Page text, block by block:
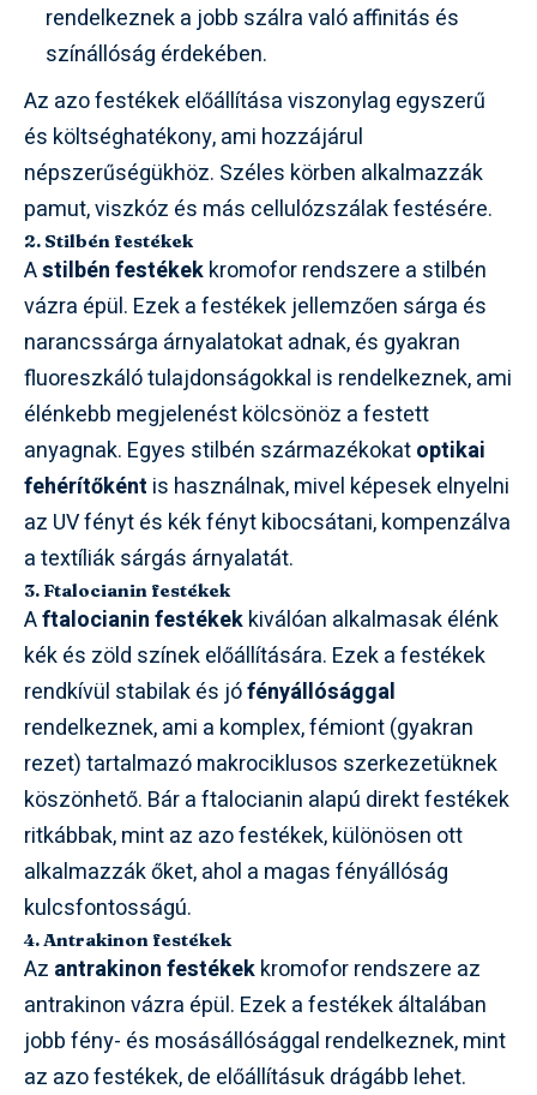
rendelkeznek a jobb szálra való affinitás és
színállóság érdekében.
Az azo festékek előállítása viszonylag egyszerű
és költséghatékony, ami hozzájárul
népszerűségükhöz. Széles körben alkalmazzák
pamut, viszkóz és más cellulózszálak festésére.
2. Stilbén festékek
Astilbén festékekkromofor rendszere a stilbén
vázra épül. Ezek a festékek jellemzően sárga és
narancssárga árnyalatokat adnak, és gyakran
fluoreszkáló tulajdonságokkal is rendelkeznek, ami
élénkebb megjelenést kölcsönöz a festett
anyagnak. Egyes stilbén származékokatoptikai
fehérítőként is használnak, mivel képesek elnyelni
az UV fényt és kék fényt kibocsátani, kompenzálva
a textíliák sárgás árnyalatát.
3. Ftalocianin festékek
Aftalocianin festékekkiválóan alkalmasak élénk
kék és zöld színek előállítására. Ezek a festékek
rendkívül stabilak és jófényállósággal
rendelkeznek, ami a komplex, fémiont (gyakran
rezet) tartalmazó makrociklusos szerkezetüknek
köszönhető. Bár a ftalocianin alapú direkt festékek
ritkábbak, mint az azo festékek, különösen ott
alkalmazzák őket, ahol a magas fényállóság
kulcsfontosságú.
4. Antrakinon festékek
Az antrakinon festékekkromofor rendszere az
antrakinon vázra épül. Ezek a festékek általában
jobb fény- és mosásállósággal rendelkeznek, mint
az azo festékek, de előállításuk drágább lehet.